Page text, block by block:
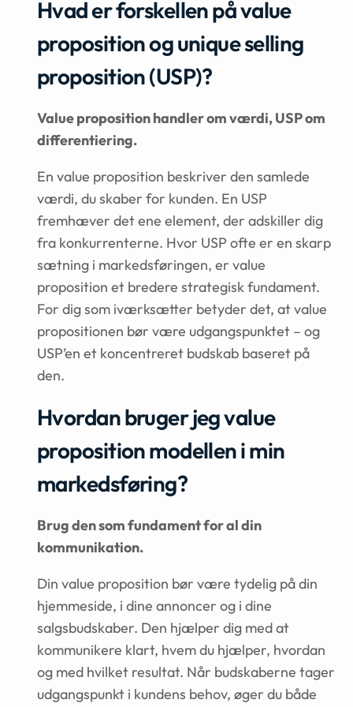
Hvad er forskellen på value
proposition og unique selling
proposition (USP)?
Value proposition handler om værdi, USP om
differentiering.
En value proposition beskriver den samlede
værdi, du skaber for kunden. En USP
fremhæver det ene element, der adskiller dig
fra konkurrenterne. Hvor USP ofte er en skarp
sætning i markedsføringen, er value
proposition et bredere strategisk fundament.
For dig som iværksætter betyder det, at value
propositionen bør være udgangspunktet – og
USP’en et koncentreret budskab baseret på
den.
Hvordan bruger jeg value
proposition modellen i min
markedsføring?
Brug den som fundament for al din
kommunikation.
Din value proposition bør være tydelig på din
hjemmeside, i dine annoncer og i dine
salgsbudskaber. Den hjælper dig med at
kommunikere klart, hvem du hjælper, hvordan
og med hvilket resultat. Når budskaberne tager
udgangspunkt i kundens behov, øger du både